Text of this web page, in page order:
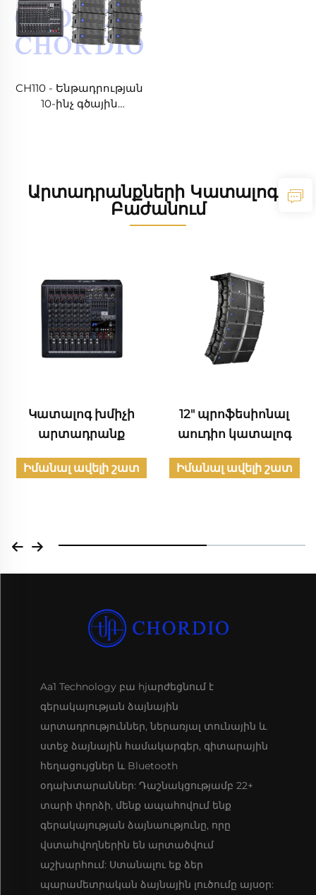
CH110 - Ենթադրության
10-ինչ գծային
Արտադրանքների Կատալոգի
Բաժանում
Կատալոգ խմիչի
արտադրանք
Իմանալ ավելի շատ
12" պրոֆեսիոնալ
աուդիո կատալոգ
Իմանալ ավելի շատ
Aa1 Technology բա hjարժեցնում է
գերակայության ձայնային
արտադրություններ, ներառյալ տունային և
ստեջ ձայնային համակարգեր, գիտարային
հեղացույցներ և Bluetooth
օդախտարաններ: Դաշնակցությամբ 22+
տարի փորձի, մենք ապահովում ենք
գերակայության ձայնաությունը, որը
վստահվողներին են արտածվում
աշխարհում: Ստանալու եք ձեր
պարամետրական ձայնային լուծումը այսօր: